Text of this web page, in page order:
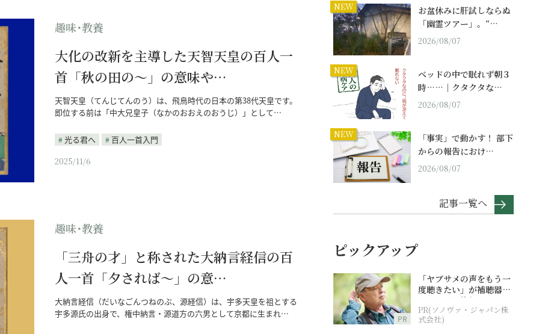
趣味･教養
大化の改新を主導した天智天皇の百人一
首「秋の田の～」の意味や…
天智天皇（てんじてんのう）は、飛鳥時代の日本の第38代天皇です。
即位する前は「中大兄皇子（なかのおおえのおうじ）」として…
光る君へ
百人一首入門
2025/11/6
趣味･教養
「三舟の才」と称された大納言経信の百
人一首「夕されば～」の意…
大納言経信（だいなごんつねのぶ、源経信）は、宇多天皇を祖とする
宇多源氏の出身で、権中納言・源道方の六男として京都に生まれ…
NEW
お盆休みに肝試しならぬ
「幽霊ツアー」。“…
2026/08/07
NEW
ベッドの中で眠れず朝３
時……｜クタクタな…
2026/08/07
NEW
「事実」で動かす！ 部下
からの報告におけ…
2026/08/07
記事一覧へ
ピックアップ
PR
「ヤブサメの声をもう一
度聴きたい」が補聴器チ
ャレンジの後押しに
PR(ソノヴァ・ジャパン株
式会社)